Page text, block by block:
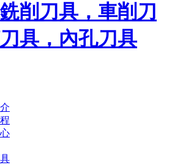
削刀具，車削刀
具，內孔刀具